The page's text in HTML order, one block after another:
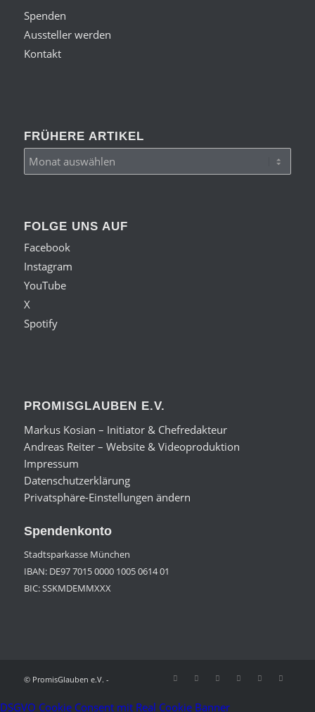
Spenden
Aussteller werden
Kontakt
FRÜHERE ARTIKEL
FOLGE UNS AUF
Facebook
Instagram
YouTube
X
Spotify
PROMISGLAUBEN E.V.
Markus Kosian – Initiator & Chefredakteur
Andreas Reiter – Website & Videoproduktion
Impressum
Datenschutzerklärung
Privatsphäre-Einstellungen ändern
Spendenkonto
Stadtsparkasse München
IBAN: DE97 7015 0000 1005 0614 01
BIC: SSKMDEMMXXX
© PromisGlauben e.V. -
DSGVO Cookie Consent mit Real Cookie Banner